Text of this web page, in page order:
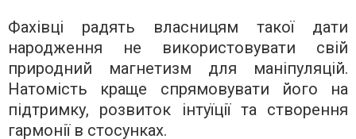
Фахівці радять власницям такої дати
народження не використовувати свій
природний магнетизм для маніпуляцій.
Натомість краще спрямовувати його на
підтримку, розвиток інтуїції та створення
гармонії в стосунках.